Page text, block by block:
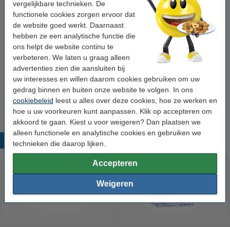
vergelijkbare technieken. De
functionele cookies zorgen ervoor dat
de website goed werkt. Daarnaast
hebben ze een analytische functie die
ons helpt de website continu te
verbeteren. We laten u graag alleen
advertenties zien die aansluiten bij
uw interesses en willen daarom cookies gebruiken om uw
gedrag binnen en buiten onze website te volgen. In ons
cookiebeleid leest u alles over deze cookies, hoe ze werken en
hoe u uw voorkeuren kunt aanpassen. Klik op accepteren om
akkoord te gaan. Kiest u voor weigeren? Dan plaatsen we
alleen functionele en analytische cookies en gebruiken we
technieken die daarop lijken.
Accepteren
Weigeren
Tip: meebestellen
Aanbieding: 10x 123inkt industriële permanent
€ 22,50
Aanbieding: 10x 123inkt industriële permanent
marker blauw (1,5 - 3 mm rond)
€ 22,50
Populaire producten